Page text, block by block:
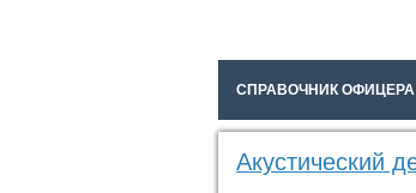
СПРАВОЧНИК ОФИЦЕРА
Акустический